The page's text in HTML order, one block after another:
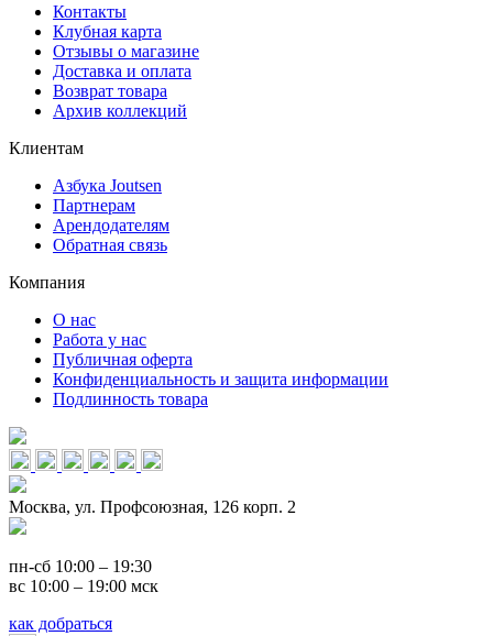
Контакты
Клубная карта
Отзывы о магазине
Доставка и оплата
Возврат товара
Архив коллекций
Клиентам
Азбука Joutsen
Партнерам
Арендодателям
Обратная связь
Компания
О нас
Работа у нас
Публичная оферта
Конфиденциальность и защита информации
Подлинность товара
Москва, ул. Профсоюзная, 126 корп. 2
пн-сб 10:00 – 19:30
вс 10:00 – 19:00 мск
как добраться